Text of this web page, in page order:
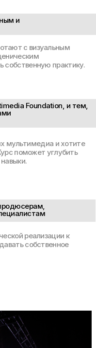
с визуальным
собственную практику.
и
реализации к
собственное
мультимедиа и хотите
поможет углубить
Foundation, и тем,